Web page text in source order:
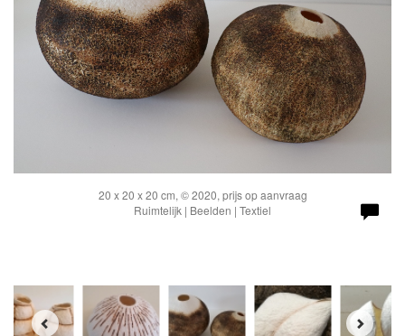
20 x 20 x 20 cm, © 2020, prijs op aanvraag
Ruimtelijk | Beelden | Textiel